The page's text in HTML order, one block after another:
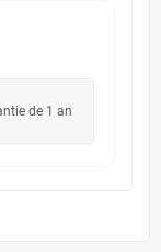
de 1 an